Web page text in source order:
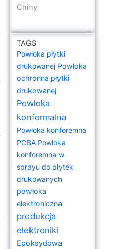
Chiny
TAGS
Powłoka płytki
drukowanej Powłoka
ochronna płytki
drukowanej
Powłoka
konformalna
Powłoka konforemna
PCBA Powłoka
konforemna w
sprayu do płytek
drukowanych
powłoka
elektroniczna
produkcja
elektroniki
Epoksydowa